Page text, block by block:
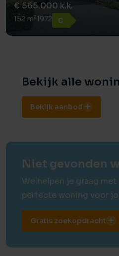
€ 565.000 k.k.
152 m²1972 C
Bekijk alle
Bekijk aanbod
Niet gevonden
We helpen je graag
perfecte woning voor
Gratis zoekopdracht